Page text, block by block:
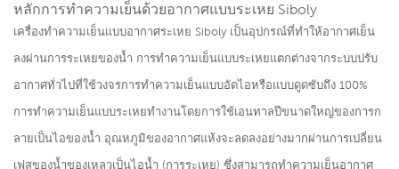
หลักการทำความเย็นด้วยอากาศแบบระเหย Siboly
เครื่องทำความเย็นแบบอากาศระเหย Siboly เป็นอุปกรณ์ที่ทำให้อากาศเย็น
ลงผ่านการระเหยของน้ำ การทำความเย็นแบบระเหยแตกต่างจากระบบปรับ
อากาศทั่วไปที่ใช้วงจรการทำความเย็นแบบอัดไอหรือแบบดูดซับถึง 100%
การทำความเย็นแบบระเหยทำงานโดยการใช้เอนทาลปีขนาดใหญ่ของการก
ลายเป็นไอของน้ำ อุณหภูมิของอากาศแห้งจะลดลงอย่างมากผ่านการเปลี่ยน
เฟสของน้ำของเหลวเป็นไอน้ำ (การระเหย) ซึ่งสามารถทำความเย็นอากาศ